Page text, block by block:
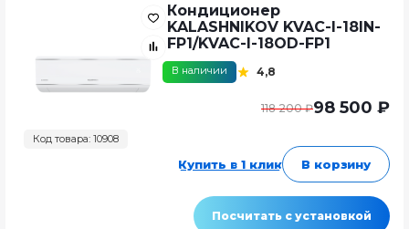
Код товара: 10908
Кондиционер
KALASHNIKOV KVAC-I-18IN-
FP1/KVAC-I-18OD-FP1
В наличии 4,8
118 200 ₽98 500 ₽
Купить в 1 клик В корзину
Посчитать с установкой